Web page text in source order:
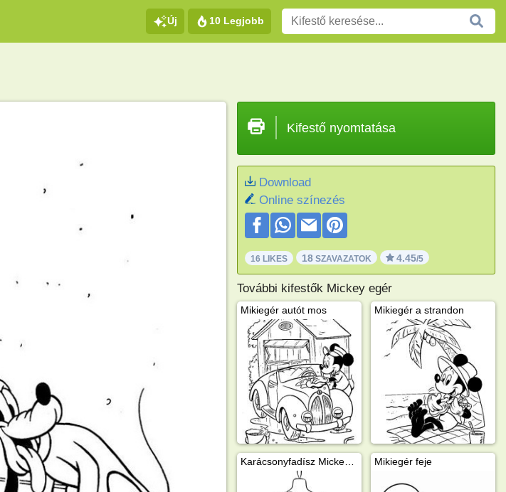
Új 10 Legjobb
Kifestő nyomtatása
Download
Online színezés
16 LIKES 18SZAVAZATOK 4.45/5
További kifestők Mickey egér
Mikiegér autót mos Mikiegér a strandon
Karácsonyfadísz Mickey egér Mikiegér feje